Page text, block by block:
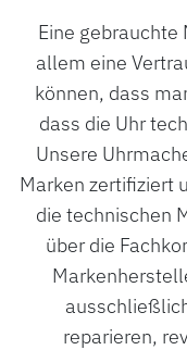
Eine gebrauchte
allem eine
können, dass
dass die Uhr
Unsere
Marken zertifiziert
die technischen
über die
reparieren,